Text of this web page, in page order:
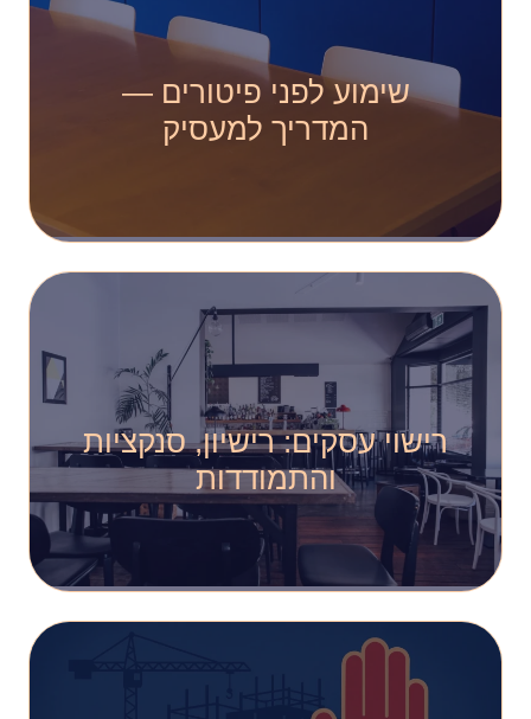
שימוע לפני פיטורים —
המדריך למעסיק
רישוי עסקים: רישיון, סנקציות
והתמודדות